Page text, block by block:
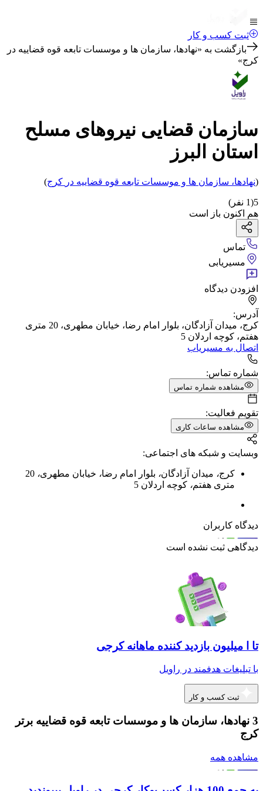
ثبت کسب و کار
بازگشت به «نهادها، سازمان ها و موسسات تابعه قوه قضاییه در
کرج»
سازمان قضایی نیروهای مسلح
استان البرز
(نهادها، سازمان ها و موسسات تابعه قوه قضاییه در کرج)
5
(
1 نفر)
هم اکنون باز است
تماس
مسیریابی
افزودن دیدگاه
آدرس:
کرج، میدان آزادگان، بلوار امام رضا، خیابان مطهری، 20 متری
هفتم، کوچه اردلان 5
اتصال به مسیریاب
شماره تماس:
مشاهده شماره تماس
تقویم فعالیت:
مشاهده ساعات کاری
وبسایت و شبکه های اجتماعی:
کرج، میدان آزادگان، بلوار امام رضا، خیابان مطهری، 20
متری هفتم، کوچه اردلان 5
دیدگاه کاربران
دیدگاهی ثبت نشده است
تا ا میلیون بازدید کننده ماهانه کرجی
با تبلیغات هدفمند در راویل
ثبت کسب و کار
3 نهادها، سازمان ها و موسسات تابعه قوه قضاییه برتر
کرج
مشاهده همه